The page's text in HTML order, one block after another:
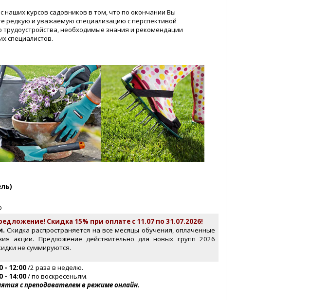
наших курсов садовников в том, что по окончании Вы
редкую и уважаемую специализацию с перспективой
трудоустройства, необходимые знания и рекомендации
специалистов.
Скидка 15% при оплате с 11.07 по 31.07.2026!
Скидка распространяется на все месяцы обучения, оплаченные
акции. Предложение действительно для новых групп 2026
не суммируются.
- 12:00/2 раза в неделю.
- 14:00/ по воскресеньям.
с преподавателем в режиме онлайн.